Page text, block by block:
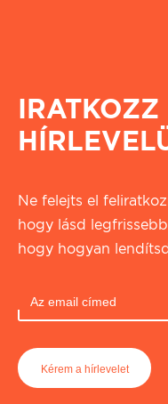
IRATKOZZ
Ne felejts el
hogy lásd
hogy hogyan